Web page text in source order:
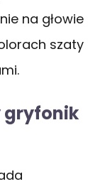
na głowie
szaty
gryfonik